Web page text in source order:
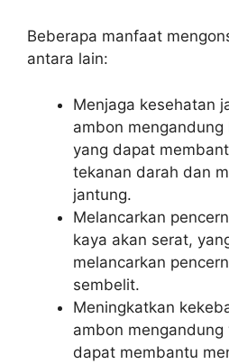
Beberapa manfaat
antara lain:
Menjaga kesehatan
ambon
yang dapat
tekanan darah dan
jantung.
Melancarkan
kaya akan serat,
melancarkan
sembelit.
Meningkatkan
ambon mengandung
dapat membantu